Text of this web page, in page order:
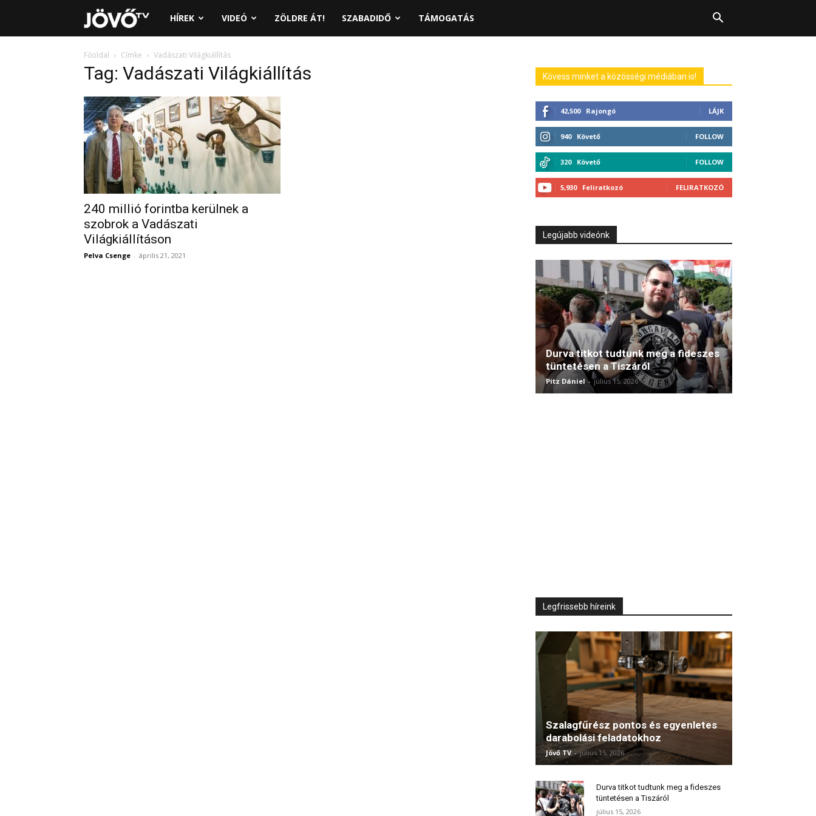
Jövő
TV
HÍREK VIDEÓ ZÖLDRE ÁT! SZABADIDŐ TÁMOGATÁS
Főoldal Címke Vadászati Világkiállítás
Tag: Vadászati Világkiállítás
240 millió forintba kerülnek a
szobrok a Vadászati
Világkiállításon
Pelva Csenge - április 21, 2021
Kövess minket a közösségi médiában is!
42,500 Rajongó LÁJK
940 Követő FOLLOW
320 Követő FOLLOW
5,930 Feliratkozó FELIRATKOZÓ
Legújabb videónk
Durva titkot tudtunk meg a fideszes
tüntetésen a Tiszáról
Pitz Dániel - július 15, 2026
Legfrissebb híreink
Szalagfűrész pontos és egyenletes
darabolási feladatokhoz
Jövő TV - július 15, 2026
Durva titkot tudtunk meg a fideszes
tüntetésen a Tiszáról
július 15, 2026